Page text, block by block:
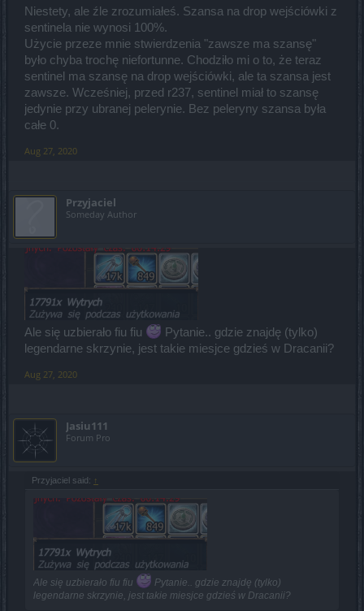
Niestety, ale źle zrozumiałeś. Szansa na drop wejściówki z
sentinela nie wynosi 100%.
Użycie przeze mnie stwierdzenia "zawsze ma szansę"
było chyba trochę niefortunne. Chodziło mi o to, że teraz
sentinel ma szansę na drop wejściówki, ale ta szansa jest
zawsze. Wcześniej, przed r237, sentinel miał to szansę
jedynie przy ubranej pelerynie. Bez peleryny szansa była
całe 0.
Aug 27, 2020
Przyjaciel
Someday Author
Ale się uzbierało fiu fiu
Pytanie.. gdzie znajdę (tylko)
legendarne skrzynie, jest takie miesjce gdzieś w Dracanii?
Aug 27, 2020
Jasiu111
Forum Pro
Przyjaciel said: ↑
Ale się uzbierało fiu fiu
Pytanie.. gdzie znajdę (tylko)
legendarne skrzynie, jest takie miesjce gdzieś w Dracanii?